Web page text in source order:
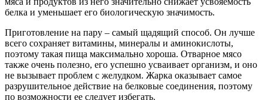
белка и уменьшает его биологическую значимость.
Приготовление на пару – самый щадящий способ. Он лучше
всего сохраняет витамины, минералы и аминокислоты,
поэтому такая пища максимально хороша. Отварное мясо
также очень полезно, его успешно усваивает организм, и оно
не вызывает проблем с желудком. Жарка оказывает самое
разрушительное действие на белковые соединения, поэтому
по возможности ее следует избегать.